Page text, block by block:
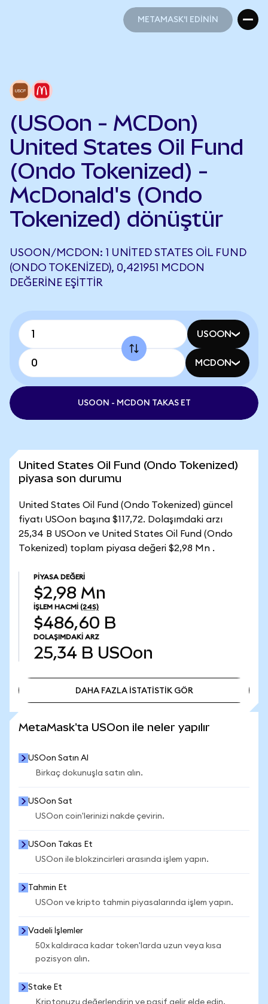
METAMASK'I EDİNİN
(USOon - MCDon)
United States Oil Fund
(Ondo Tokenized) -
McDonald's (Ondo
Tokenized) dönüştür
USOON/MCDON: 1 UNITED STATES OIL FUND
(ONDO TOKENIZED), 0,421951 MCDON
DEĞERINE EŞITTIR
USOON
MCDON
USOON - MCDON TAKAS ET
United States Oil Fund (Ondo Tokenized)
piyasa son durumu
United States Oil Fund (Ondo Tokenized) güncel
fiyatı USOon başına $117,72. Dolaşımdaki arzı
25,34 B USOon ve United States Oil Fund (Ondo
Tokenized) toplam piyasa değeri $2,98 Mn .
PIYASA DEĞERI
$2,98 Mn
İŞLEM HACMI (24S)
$486,60 B
DOLAŞIMDAKI ARZ
25,34 B USOon
DAHA FAZLA İSTATİSTİK GÖR
MetaMask'ta USOon ile neler yapılır
USOon Satın Al
Birkaç dokunuşla satın alın.
USOon Sat
USOon coin'lerinizi nakde çevirin.
USOon Takas Et
USOon ile blokzincirleri arasında işlem yapın.
Tahmin Et
USOon ve kripto tahmin piyasalarında işlem yapın.
Vadeli İşlemler
50x kaldıraca kadar token'larda uzun veya kısa
pozisyon alın.
Stake Et
Kriptonuzu değerlendirin ve pasif gelir elde edin.